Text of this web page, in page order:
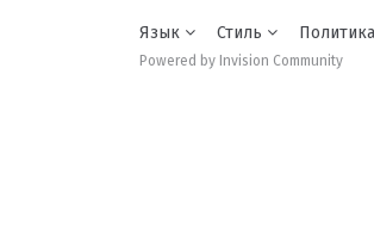
Язык Стиль
Powered by Invision Community